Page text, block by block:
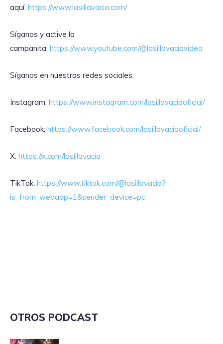
aquí: https://www.lasillavacia.com/
Síganos y active la
campanita: https://www.youtube.com/@lasillavaciavideo
Síganos en nuestras redes sociales:
Instagram: https://www.instagram.com/lasillavaciaoficial/
Facebook: https://www.facebook.com/lasillavaciaoficial/
X: https://x.com/lasillavacia
TikTok: https://www.tiktok.com/@lasillavacia?
is_from_webapp=1&sender_device=pc
OTROS PODCAST